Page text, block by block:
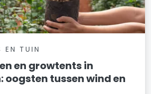
EN TUIN
en growtents in
oogsten tussen wind en